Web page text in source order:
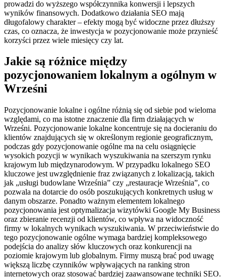
prowadzi do wyższego współczynnika konwersji i lepszych
wyników finansowych. Dodatkowo działania SEO mają
długofalowy charakter – efekty mogą być widoczne przez dłuższy
czas, co oznacza, że inwestycja w pozycjonowanie może przynieść
korzyści przez wiele miesięcy czy lat.
Jakie są różnice między
pozycjonowaniem lokalnym a ogólnym w
Wrześni
Pozycjonowanie lokalne i ogólne różnią się od siebie pod wieloma
względami, co ma istotne znaczenie dla firm działających w
Wrześni. Pozycjonowanie lokalne koncentruje się na docieraniu do
klientów znajdujących się w określonym regionie geograficznym,
podczas gdy pozycjonowanie ogólne ma na celu osiągnięcie
wysokich pozycji w wynikach wyszukiwania na szerszym rynku
krajowym lub międzynarodowym. W przypadku lokalnego SEO
kluczowe jest uwzględnienie fraz związanych z lokalizacją, takich
jak „usługi budowlane Września” czy „restauracje Września”, co
pozwala na dotarcie do osób poszukujących konkretnych usług w
danym obszarze. Ponadto ważnym elementem lokalnego
pozycjonowania jest optymalizacja wizytówki Google My Business
oraz zbieranie recenzji od klientów, co wpływa na widoczność
firmy w lokalnych wynikach wyszukiwania. W przeciwieństwie do
tego pozycjonowanie ogólne wymaga bardziej kompleksowego
podejścia do analizy słów kluczowych oraz konkurencji na
poziomie krajowym lub globalnym. Firmy muszą brać pod uwagę
większą liczbę czynników wpływających na ranking stron
internetowych oraz stosować bardziej zaawansowane techniki SEO.